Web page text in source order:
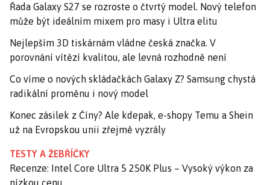
Řada Galaxy S27 se rozroste o čtvrtý model. Nový telefon
může být ideálním mixem pro masy i Ultra elitu
Nejlepším 3D tiskárnám vládne česká značka. V
porovnání vítězí kvalitou, ale levná rozhodně není
Co víme o nových skládačkách Galaxy Z? Samsung chystá
radikální proměnu i nový model
Konec zásilek z Číny? Ale kdepak, e-shopy Temu a Shein
už na Evropskou unii zřejmě vyzrály
TESTY A ŽEBŘÍČKY
Recenze: Intel Core Ultra 5 250K Plus – Vysoký výkon za
nízkou cenu